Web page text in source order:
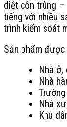
diệt côn trùng –
tiếng với nhiều
trình kiểm soát
Sản phẩm
Nhà ở,
Nhà
Nhà
Khu